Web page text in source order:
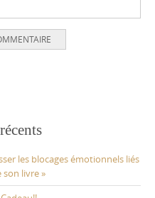
les blocages émotionnels liés
son livre »